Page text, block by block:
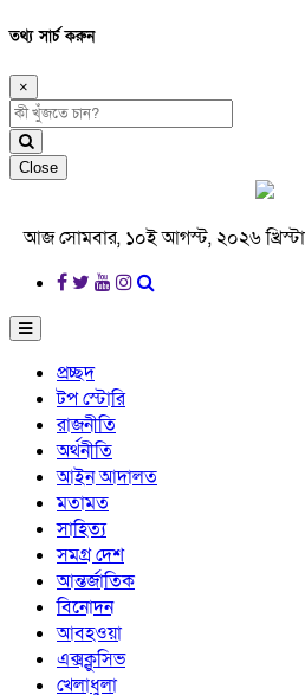
তথ্য সার্চ করুন
×
Close
আজ সোমবার, ১০ই আগস্ট, ২০২৬
প্রচ্ছদ
টপ স্টোরি
রাজনীতি
অর্থনীতি
আইন আদালত
মতামত
সাহিত্য
সমগ্র দেশ
আন্তর্জাতিক
বিনোদন
আবহওয়া
এক্সক্লুসিভ
খেলাধুলা